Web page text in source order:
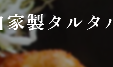
製タルタ